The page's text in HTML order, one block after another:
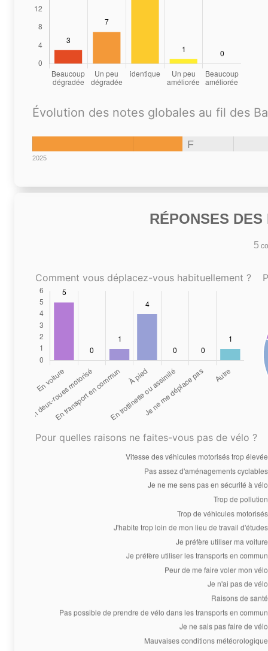
Évolution des notes globales au fil des
F
2025
RÉPONSES
5
Comment vous déplacez-vous habituellement ?
Pour quelles raisons ne faites-vous pas de vélo ?